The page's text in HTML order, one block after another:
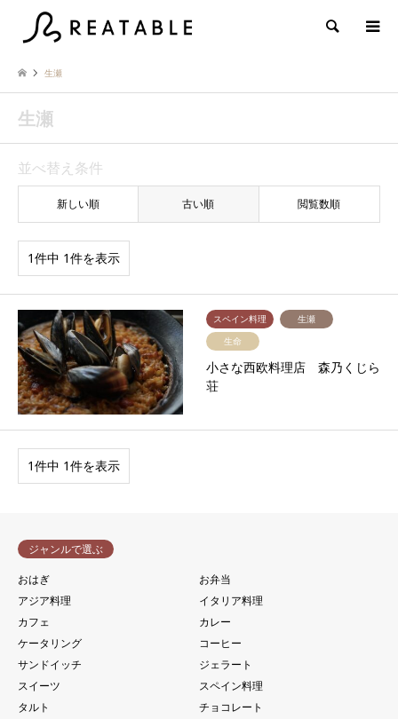
検索
生瀬
生瀬
並べ替え条件
新しい順 古い順 閲覧数順
1件中 1件を表示
スペイン料理
生瀬
生命
小さな西欧料理店 森乃くじら
荘
1件中 1件を表示
ジャンルで選ぶ
おはぎ
お弁当
アジア料理
イタリア料理
カフェ
カレー
ケータリング
コーヒー
サンドイッチ
ジェラート
スイーツ
スペイン料理
タルト
チョコレート